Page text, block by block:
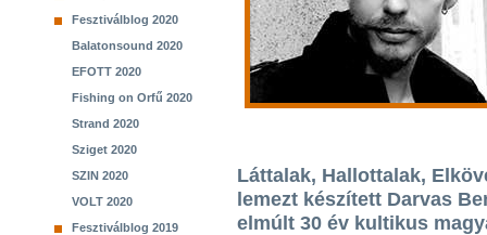
Fesztiválblog 2020
Balatonsound 2020
EFOTT 2020
Fishing on Orfű 2020
Strand 2020
Sziget 2020
SZIN 2020
VOLT 2020
Fesztiválblog 2019
Láttalak, Hallottalak,
lemezt készített Darvas
elmúlt 30 év kultikus